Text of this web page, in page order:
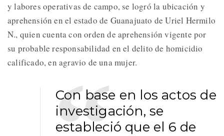
y labores operativas de campo, se logró la ubicación y
aprehensión en el estado de Guanajuato de Uriel Hermilo
N., quien cuenta con orden de aprehensión vigente por
su probable responsabilidad en el delito de homicidio
calificado, en agravio de una mujer.
Con base en los actos de
investigación, se
estableció que el 6 de